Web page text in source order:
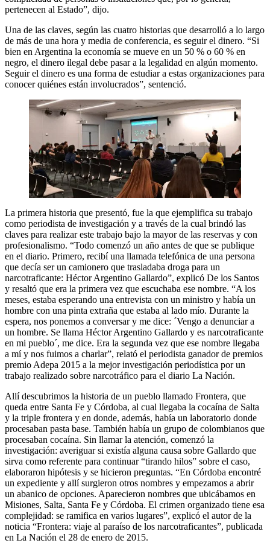
pertenecen al Estado”, dijo.
Una de las claves, según las cuatro historias que desarrolló a lo largo
de más de una hora y media de conferencia, es seguir el dinero. “Si
bien en Argentina la economía se mueve en un 50 % o 60 % en
negro, el dinero ilegal debe pasar a la legalidad en algún momento.
Seguir el dinero es una forma de estudiar a estas organizaciones para
conocer quiénes están involucrados”, sentenció.
La primera historia que presentó, fue la que ejemplifica su trabajo
como periodista de investigación y a través de la cual brindó las
claves para realizar este trabajo bajo la mayor de las reservas y con
profesionalismo. “Todo comenzó un año antes de que se publique
en el diario. Primero, recibí una llamada telefónica de una persona
que decía ser un camionero que trasladaba droga para un
narcotraficante: Héctor Argentino Gallardo”, explicó De los Santos
y resaltó que era la primera vez que escuchaba ese nombre. “A los
meses, estaba esperando una entrevista con un ministro y había un
hombre con una pinta extraña que estaba al lado mío. Durante la
espera, nos ponemos a conversar y me dice: ´Vengo a denunciar a
un hombre. Se llama Héctor Argentino Gallardo y es narcotraficante
en mi pueblo´, me dice. Era la segunda vez que ese nombre llegaba
a mí y nos fuimos a charlar”, relató el periodista ganador de premios
premio Adepa 2015 a la mejor investigación periodística por un
trabajo realizado sobre narcotráfico para el diario La Nación.
Allí descubrimos la historia de un pueblo llamado Frontera, que
queda entre Santa Fe y Córdoba, al cual llegaba la cocaína de Salta
y la triple frontera y en donde, además, había un laboratorio donde
procesaban pasta base. También había un grupo de colombianos que
procesaban cocaína. Sin llamar la atención, comenzó la
investigación: averiguar si existía alguna causa sobre Gallardo que
sirva como referente para continuar “tirando hilos” sobre el caso,
elaboraron hipótesis y se hicieron preguntas. “En Córdoba encontré
un expediente y allí surgieron otros nombres y empezamos a abrir
un abanico de opciones. Aparecieron nombres que ubicábamos en
Misiones, Salta, Santa Fe y Córdoba. El crimen organizado tiene esa
complejidad: se ramifica en varios lugares”, explicó el autor de la
noticia “Frontera: viaje al paraíso de los narcotraficantes”, publicada
en La Nación el 28 de enero de 2015.